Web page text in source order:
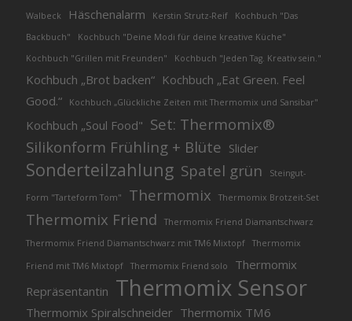
Walbeck Häschenalarm Kerstin Strutz-Reif
Kochbuch "Das
Backbuch"
Kochbuch "Deine Modi für deine kreative Küche"
Kochbuch "Grillen mit Freunden"
Kochbuch "Jeden Tag. Kreativ sein."
Kochbuch „Brot backen“ Kochbuch „Eat Green. Feel
Good.“
Kochbuch „Glückliche Zeiten mit Thermomix und Sansibar"
Kochbuch „Soul Food" Set: Thermomix®
Silikonform Frühling + Blüte Slider
Sonderteilzahlung Spatel grün Steingut-
Form "Tarteform Tom" Thermomix Thermomix Brotzeit-Set
Thermomix Friend
Thermomix Friend Diamantschwarz
Thermomix Friend Diamantschwarz mit TM6 Mixtopf
Thermomix
Friend mit TM6 Mixtopf Thermomix Friend solo
Thermomix
Repräsentantin Thermomix Sensor
Thermomix Spiralschneider Thermomix TM6